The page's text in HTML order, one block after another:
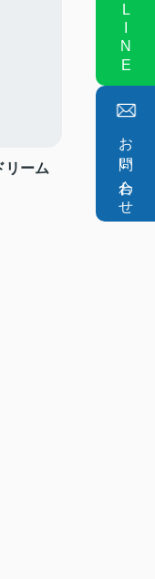
リーム
LINE
お問い合わせ